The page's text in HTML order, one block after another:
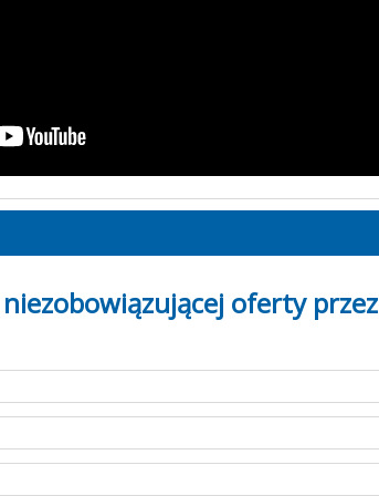
niezobowiązującej oferty przez